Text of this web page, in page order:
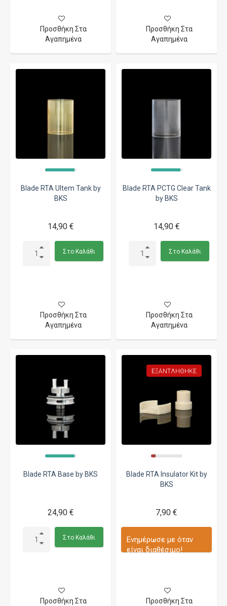
Προσθήκη Στα
Αγαπημένα
Προσθήκη Στα
Αγαπημένα
Blade RTA Ultem Tank by
BKS
14,90 €
Στο Καλάθι
Προσθήκη Στα
Αγαπημένα
Blade RTA PCTG Clear Tank
by BKS
14,90 €
Στο Καλάθι
Προσθήκη Στα
Αγαπημένα
Blade RTA Base by BKS
24,90 €
Στο Καλάθι
Προσθήκη Στα
ΕΞΑΝΤΛΉΘΗΚΕ
Blade RTA Insulator Kit by
BKS
7,90 €
Ενημέρωσε με όταν
είναι διαθέσιμο!
Προσθήκη Στα